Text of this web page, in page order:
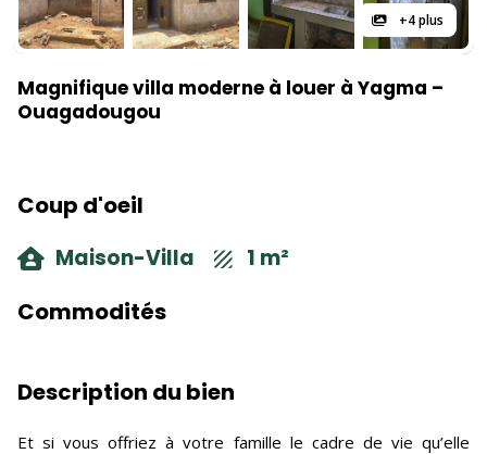
+4 plus
Magnifique villa moderne à louer à Yagma –
Ouagadougou
Coup d'oeil
Maison-Villa 1 m²
Commodités
Description du bien
Et si vous offriez à votre famille le cadre de vie qu’elle